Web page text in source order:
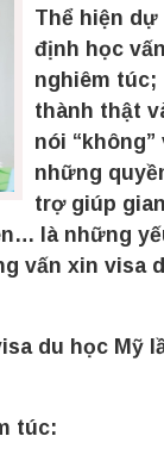
Thể hiện dự
định học
nghiêm túc;
thành thật
nói “không”
những
trợ giúp
là những
vấn xin visa
du học Mỹ
túc: